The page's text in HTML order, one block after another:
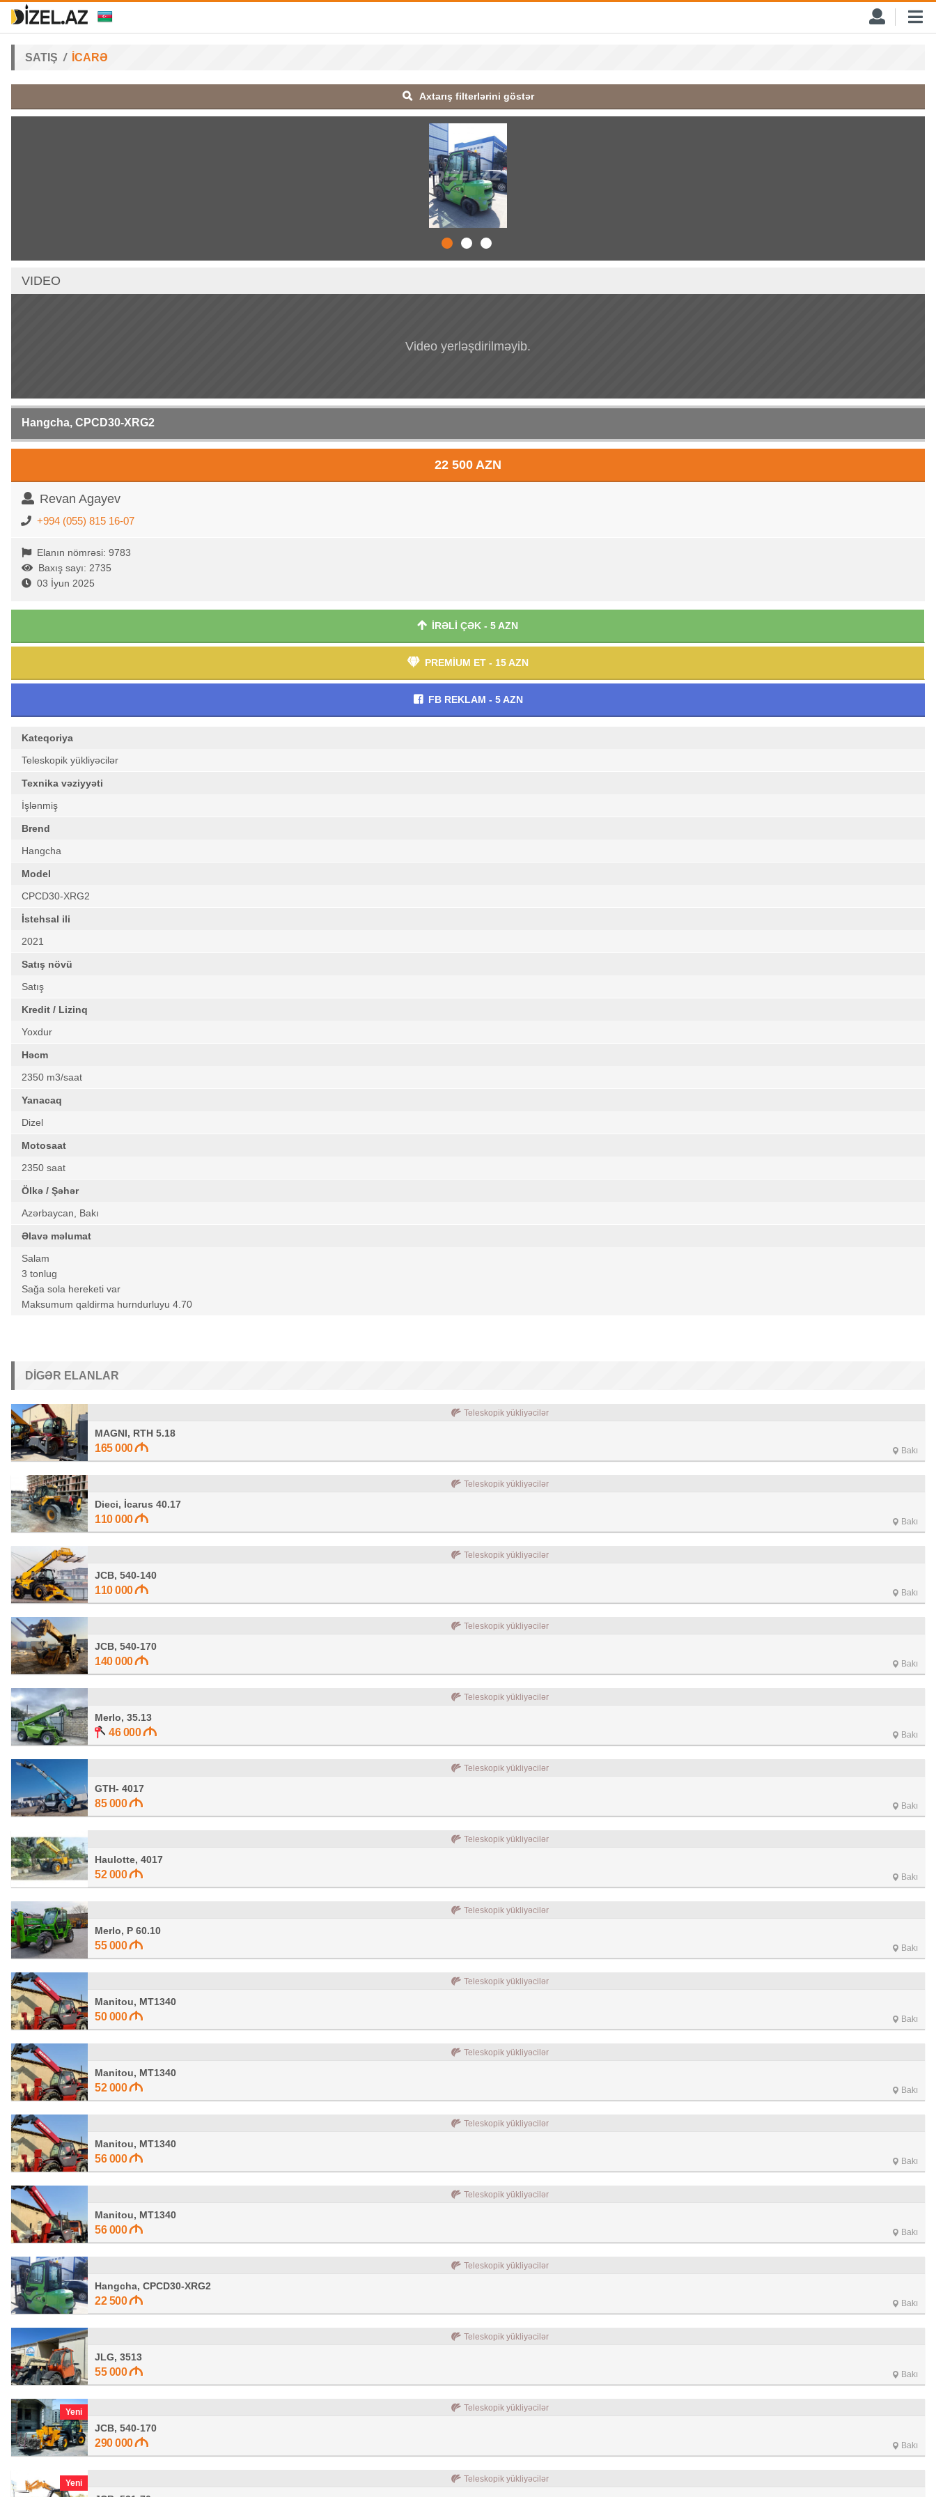
SATIŞ İCARƏ
Axtarış filterlərini göstər
VIDEO
Video yerləşdirilməyib.
Hangcha, CPCD30-XRG2
22 500 AZN
Revan Agayev
+994 (055) 815 16-07
Elanın nömrəsi: 9783
Baxış sayı: 2735
03 İyun 2025
İRƏLİ ÇƏK - 5 AZN
PREMİUM ET - 15 AZN
FB REKLAM - 5 AZN
Kateqoriya
Teleskopik yükliyəcilər
Texnika vəziyyəti
İşlənmiş
Brend
Hangcha
Model
CPCD30-XRG2
İstehsal ili
2021
Satış növü
Satış
Kredit / Lizinq
Yoxdur
Həcm
2350 m3/saat
Yanacaq
Dizel
Motosaat
2350 saat
Ölkə / Şəhər
Azərbaycan, Bakı
Əlavə məlumat
Salam
3 tonlug
Sağa sola hereketi var
Maksumum qaldirma hurndurluyu 4.70
DIGƏR ELANLAR
Teleskopik yükliyəcilər
MAGNI, RTH 5.18
165 000 Bakı
Teleskopik yükliyəcilər
Dieci, İcarus 40.17
110 000 Bakı
Teleskopik yükliyəcilər
JCB, 540-140
110 000 Bakı
Teleskopik yükliyəcilər
JCB, 540-170
140 000 Bakı
Teleskopik yükliyəcilər
Merlo, 35.13
46 000 Bakı
Teleskopik yükliyəcilər
GTH- 4017
85 000 Bakı
Teleskopik yükliyəcilər
Haulotte, 4017
52 000 Bakı
Teleskopik yükliyəcilər
Merlo, P 60.10
55 000 Bakı
Teleskopik yükliyəcilər
Manitou, MT1340
50 000 Bakı
Teleskopik yükliyəcilər
Manitou, MT1340
52 000 Bakı
Teleskopik yükliyəcilər
Manitou, MT1340
56 000 Bakı
Teleskopik yükliyəcilər
Manitou, MT1340
56 000 Bakı
Teleskopik yükliyəcilər
Hangcha, CPCD30-XRG2
22 500 Bakı
Teleskopik yükliyəcilər
JLG, 3513
55 000 Bakı
Yeni Teleskopik yükliyəcilər
JCB, 540-170
290 000 Bakı
Yeni Teleskopik yükliyəcilər